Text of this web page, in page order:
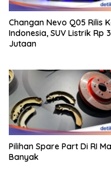
Changan Nevo Q05 Rilis
Indonesia, SUV Listrik Rp
Jutaan
Pilihan Spare Part Di RI
Banyak